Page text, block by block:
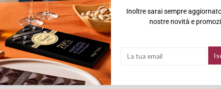
del pinot noir, con aromi di piccoli frutti rossi, ribes, lampone,
morbidi e il palato è rinfrescato da una giusta ed equilibrata
in particolare arrosti, agnello e piccola selvaggina di piuma.
Inoltre sarai sempre
nostre novità e